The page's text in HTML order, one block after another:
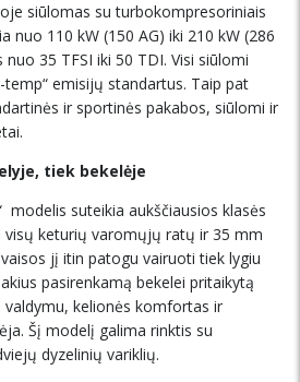
siūlomas su turbokompresoriniais
nuo 110 kW (150 AG) iki 210 kW (286
35 TFSI iki 50 TDI. Visi siūlomi
temp“ emisijų standartus. Taip pat
ir sportinės pakabos, siūlomi ir
tiek bekelėje
modelis suteikia aukščiausios klasės
keturių varomųjų ratų ir 35 mm
jį itin patogu vairuoti tiek lygiu
pasirenkamą bekelei pritaikytą
kelionės komfortas ir
Šį modelį galima rinktis su
dyzelinių variklių.